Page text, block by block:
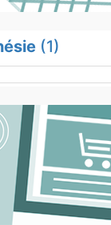
(1)